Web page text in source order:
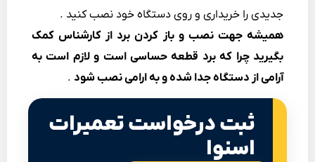
جدیدی را خریداری و روی دستگاه خود نصب کنید .
همیشه جهت نصب و باز کردن برد از کارشناس کمک
بگیرید چرا که برد قطعه حساسی است و لازم است به
آرامی از دستگاه جدا شده و به ارامی نصب شود .
ثبت درخواست تعمیرات
اسنوا